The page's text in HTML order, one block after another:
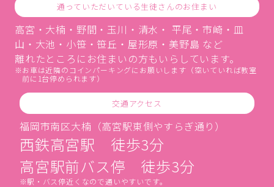
通っていただいている生徒さんのお住まい
高宮・大楠・野間・玉川・清水・ 平尾・市崎・皿
山・大池・小笹・笹丘・屋形原・美野島 など
離れたところにお住まいの方もいらしています。
お車は近隣のコインパーキングにお願いします（空いていれば教室
前に1台停められます）
交通アクセス
福岡市南区大楠（高宮駅東側やすらぎ通り）
西鉄高宮駅 徒歩3分
高宮駅前バス停 徒歩3分
駅・バス停近くなので通いやすいです。